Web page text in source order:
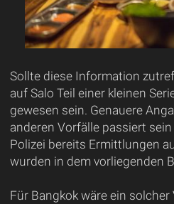
Sollte diese Information
auf Salo Teil einer kleinen
gewesen sein. Genauere
anderen Vorfälle passiert
Polizei bereits Ermittlungen
wurden in dem vorliegenden
Für Bangkok wäre ein